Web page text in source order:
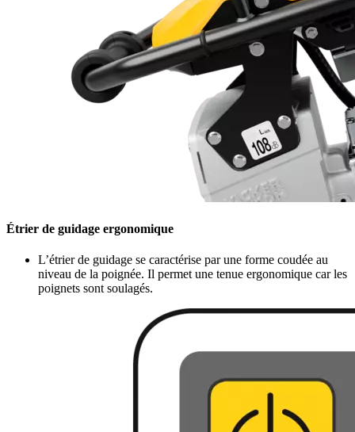
Étrier de guidage ergonomique
L’étrier de guidage se caractérise par une forme coudée au
niveau de la poignée. Il permet une tenue ergonomique car les
poignets sont soulagés.